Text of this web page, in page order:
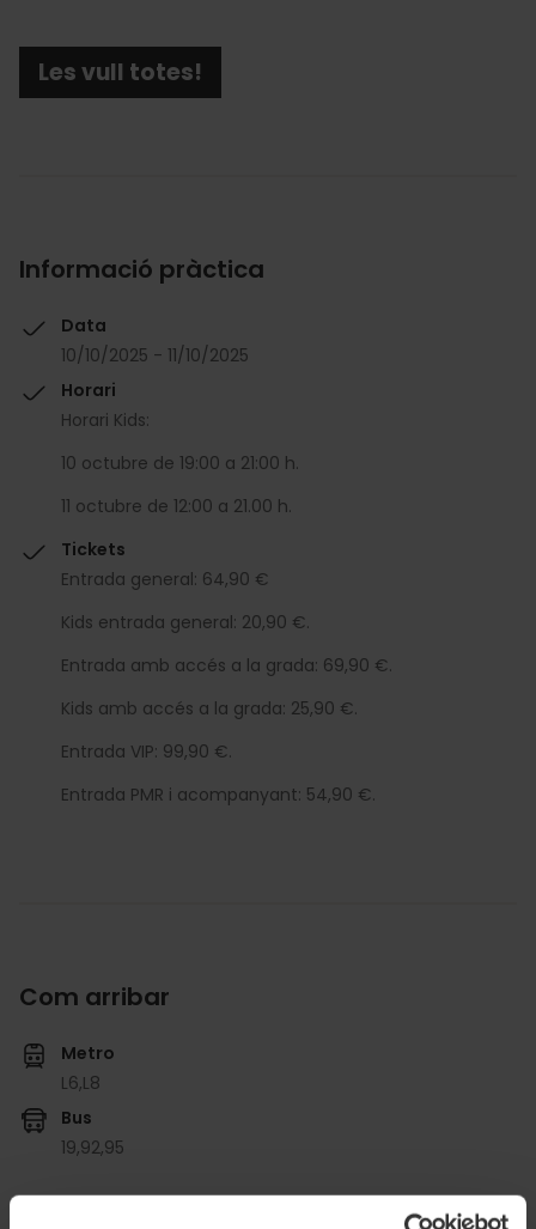
Les vull totes!
Informació pràctica
Data
10/10/2025 - 11/10/2025
Horari
Horari Kids:
10 octubre de 19:00 a 21:00 h.
11 octubre de 12:00 a 21.00 h.
Tickets
Entrada general: 64,90 €
Kids entrada general: 20,90 €.
Entrada amb accés a la grada: 69,90 €.
Kids amb accés a la grada: 25,90 €.
Entrada VIP: 99,90 €.
Entrada PMR i acompanyant: 54,90 €.
Com arribar
Metro
L6,L8
Bus
19,92,95